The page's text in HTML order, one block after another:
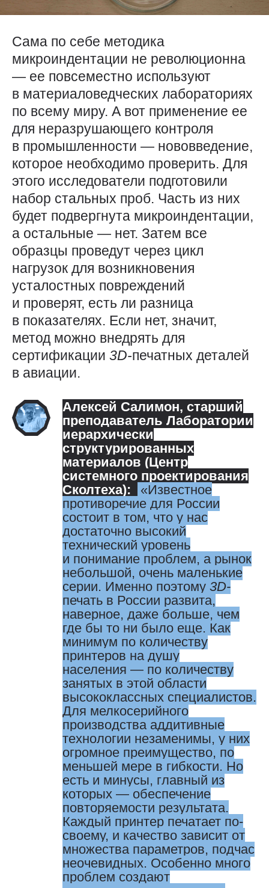
Сама по себе методика
микроиндентации не революционна
— ​ее повсеместно используют
в материаловедческих лабораториях
по всему миру. А вот применение ее
для неразрушающего контроля
в промышленности — ​нововведение,
которое необходимо проверить. Для
этого исследователи подготовили
набор стальных проб. Часть из них
будет подвергнута микроиндентации,
а остальные — ​нет. Затем все
образцы проведут через цикл
нагрузок для возникновения
усталостных повреждений
и проверят, есть ли разница
в показателях. Если нет, значит,
метод можно внедрять для
сертификации 3D-печатных деталей
в авиации.
Алексей Салимон, старший
преподаватель Лаборатории
иерархически
структурированных
материалов (Центр
системного проектирования
Сколтеха):
Известное
противоречие для России
состоит в том, что у нас
достаточно высокий
технический уровень
и понимание проблем, а рынок
небольшой, очень маленькие
серии. Именно поэтому 3D-
печать в России развита,
наверное, даже больше, чем
где бы то ни было еще. Как
минимум по количеству
принтеров на душу
населения — ​по количеству
занятых в этой области
высококлассных специалистов.
Для мелкосерийного
производства аддитивные
технологии незаменимы, у них
огромное преимущество, по
меньшей мере в гибкости. Но
есть и минусы, главный из
которых — обеспечение
повторяемости результата.
Каждый принтер печатает по-
своему, и качество зависит от
множества параметров, подчас
неочевидных. Особенно много
проблем создают